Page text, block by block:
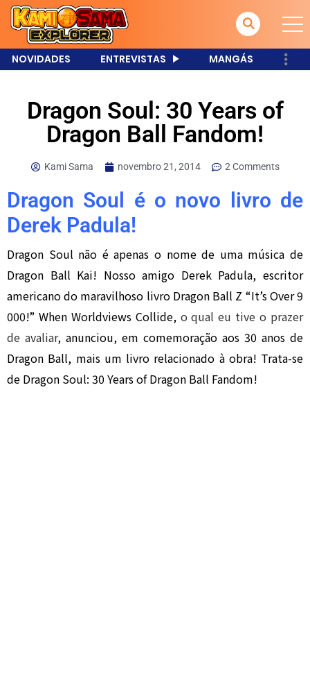
NOVIDADES ENTREVISTAS MANGÁS
Dragon Soul: 30 Years of
Dragon Ball Fandom!
Kami Sama novembro 21, 2014 2 Comments
Dragon Soul é o novo livro de
Derek Padula!
Dragon Soul não é apenas o nome de uma música de
Dragon Ball Kai! Nosso amigo Derek Padula, escritor
americano do maravilhoso livro Dragon Ball Z “It’s Over 9
000!” When Worldviews Collide, o qual eu tive o prazer
de avaliar, anunciou, em comemoração aos 30 anos de
Dragon Ball, mais um livro relacionado à obra! Trata-se
de Dragon Soul: 30 Years of Dragon Ball Fandom!